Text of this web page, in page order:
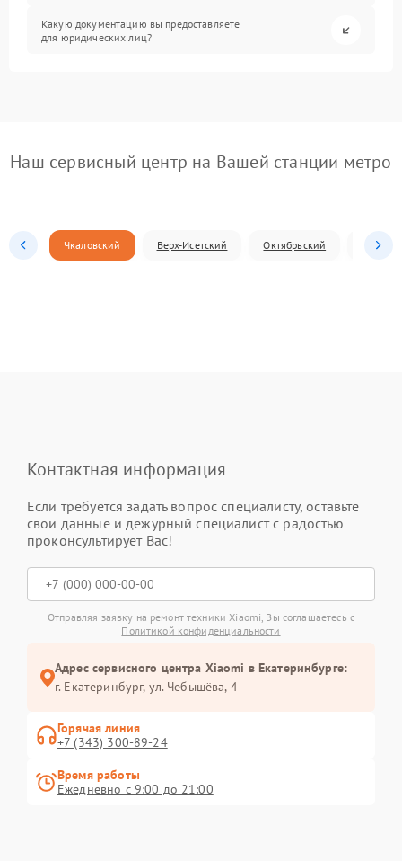
Какую документацию вы предоставляете
для юридических лиц?
Наш сервисный центр на Вашей станции метро
Чкаловский Верх-Исетский Октябрьский
Контактная информация
Если требуется задать вопрос специалисту, оставьте
свои данные и дежурный специалист с радостью
проконсультирует Вас!
Отправляя заявку на ремонт техники Xiaomi, Вы соглашаетесь с
Политикой конфиденциальности
Адрес сервисного центра Xiaomi в Екатеринбурге:
г. Екатеринбург, ул. Чебышёва, 4
Горячая линия
+7 (343) 300-89-24
Время работы
Ежедневно с 9:00 до 21:00